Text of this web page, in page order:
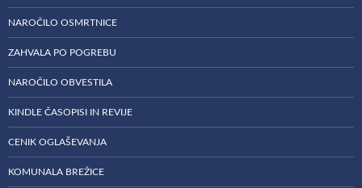
NAROČILO OSMRTNICE
ZAHVALA PO POGREBU
NAROČILO OBVESTILA
KINDLE ČASOPISI IN REVIJE
CENIK OGLAŠEVANJA
KOMUNALA BREŽICE